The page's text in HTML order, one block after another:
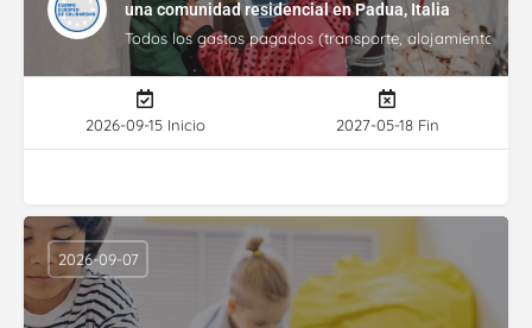
una comunidad residencial en Padua, Italia
Todos los gastos pagados (transporte, alojamiento,
2026-09-15 Inicio 2027-05-18 Fin
2026-09-07